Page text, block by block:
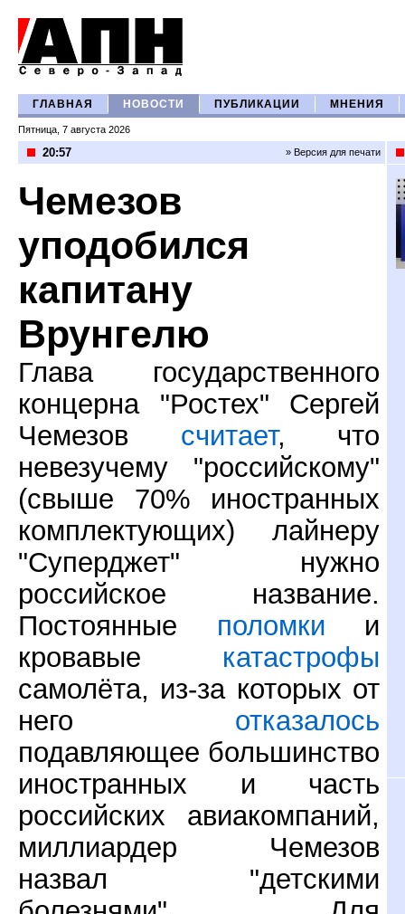
ГЛАВНАЯ НОВОСТИ ПУБЛИКАЦИИ МНЕНИЯ
Пятница, 7 августа 2026
20:57 » Версия для печати
Чемезов
уподобился
капитану
Врунгелю
Глава государственного
концерна "Ростех" Сергей
Чемезов считает, что
невезучему "российскому"
(свыше 70% иностранных
комплектующих) лайнеру
"Суперджет" нужно
российское название.
Постоянные поломки и
кровавые катастрофы
самолёта, из-за которых от
него отказалось
подавляющее большинство
иностранных и часть
российских авиакомпаний,
миллиардер Чемезов
назвал "детскими